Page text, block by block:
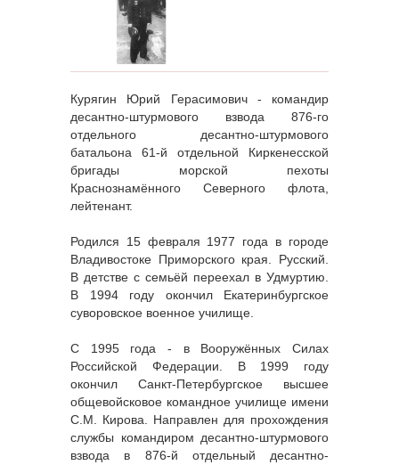
Курягин Юрий Герасимович - командир
десантно-штурмового взвода 876-го
отдельного десантно-штурмового
батальона 61-й отдельной Киркенесской
бригады морской пехоты
Краснознамённого Северного флота,
лейтенант.
Родился 15 февраля 1977 года в городе
Владивостоке Приморского края. Русский.
В детстве с семьёй переехал в Удмуртию.
В 1994 году окончил Екатеринбургское
суворовское военное училище.
С 1995 года - в Вооружённых Силах
Российской Федерации. В 1999 году
окончил Санкт-Петербургское высшее
общевойсковое командное училище имени
С.М. Кирова. Направлен для прохождения
службы командиром десантно-штурмового
взвода в 876-й отдельный десантно-